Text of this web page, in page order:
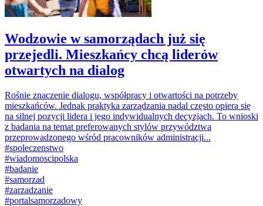
Wodzowie w samorządach już się
przejedli. Mieszkańcy chcą liderów
otwartych na dialog
Rośnie znaczenie dialogu, współpracy i otwartości na potrzeby
mieszkańców. Jednak praktyka zarządzania nadal często opiera się
na silnej pozycji lidera i jego indywidualnych decyzjach. To wnioski
z badania na temat preferowanych stylów przywództwa
przeprowadzonego wśród pracowników administracji...
#spoleczenstwo
#wiadomoscipolska
#badanie
#samorzad
#zarzadzanie
#portalsamorzadowy